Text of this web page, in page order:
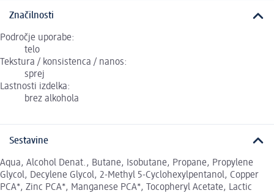
Značilnosti
Področje uporabe:
telo
Tekstura / konsistenca / nanos:
sprej
Lastnosti izdelka:
brez alkohola
Sestavine
Aqua, Alcohol Denat., Butane, Isobutane, Propane, Propylene
Glycol, Decylene Glycol, 2-Methyl 5-Cyclohexylpentanol, Copper
PCA*, Zinc PCA*, Manganese PCA*, Tocopheryl Acetate, Lactic